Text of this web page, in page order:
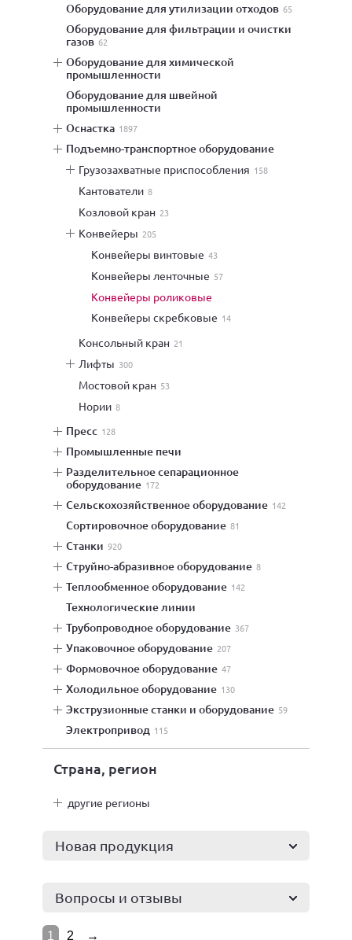
оборудование для утилизации отходов 65
оборудование для фильтрации и очистки
газов 62
оборудование для химической
промышленности
оборудование для швейной
промышленности
оснастка 1897
подъемно-транспортное оборудование
грузозахватные приспособления 158
кантователи 8
козловой кран 23
конвейеры 205
конвейеры винтовые 43
конвейеры ленточные 57
конвейеры роликовые
конвейеры скребковые 14
консольный кран 21
лифты 300
мостовой кран 53
нории 8
пресс 128
промышленные печи
разделительное сепарационное
оборудование 172
сельскохозяйственное оборудование 142
сортировочное оборудование 81
станки 920
струйно-абразивное оборудование 8
теплообменное оборудование 142
технологические линии
трубопроводное оборудование 367
упаковочное оборудование 207
формовочное оборудование 47
холодильное оборудование 130
экструзионные станки и оборудование 59
электропривод 115
Страна, регион
другие регионы
Новая продукция
Вопросы и отзывы
1 2 →